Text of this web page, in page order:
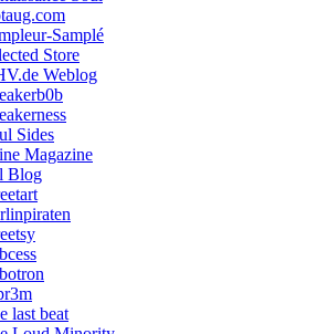
Samplé
Store
Weblog
Sides
Magazine
Blog
last beat